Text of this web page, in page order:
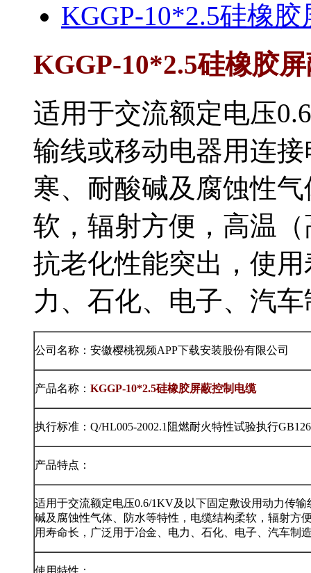
KGGP-10*2.5硅橡胶
KGGP-10*2.5硅橡胶屏蔽
适用于交流额定电压
输线或移动电器用连接电
寒、耐酸碱及腐蚀性气
软，辐射方便，高
抗老化性能突出，使用
力、石化、电子、汽
公司名称：安徽樱桃视频APP下载安装股份有限公司
产品名称： KGGP-10*2.5硅橡胶屏蔽控制电缆
执行标准：Q/HL005-2002.1阻燃耐火特性试验执行
产品特点：
适用于交流额定电压0.6/1KV及以下固定敷设用动力传输线
碱及腐蚀性气体、防水等特性，电缆结构柔软，辐射
用寿命长，广泛用于冶金、电力、石化、电子、汽车制造